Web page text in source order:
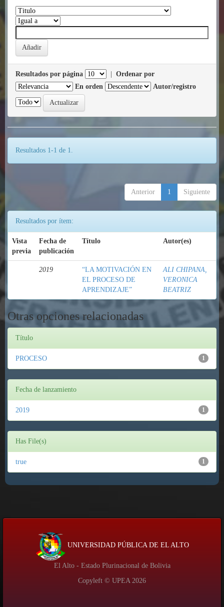
Resultados por página
Ordenar por
En orden
Autor/registro
Resultados 1-1 de 1.
Anterior 1 Siguiente
Resultados por ítem:
Vista
previa
Fecha de
publicación
Título Autor(es)
2019
“LA MOTIVACIÓN EN
EL PROCESO DE
APRENDIZAJE”
ALI CHIPANA,
VERONICA
BEATRIZ
Otras opciones relacionadas
Título
1
PROCESO
Fecha de lanzamiento
1
2019
Has File(s)
1
true
UNIVERSIDAD PÚBLICA DE EL ALTO
El Alto - Estado Plurinacional de Bolivia
Copyleft © UPEA 2026